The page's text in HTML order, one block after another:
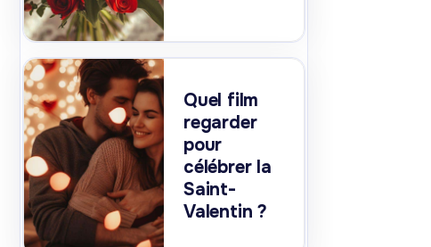
Quel film
regarder
pour
célébrer la
Saint-
Valentin ?